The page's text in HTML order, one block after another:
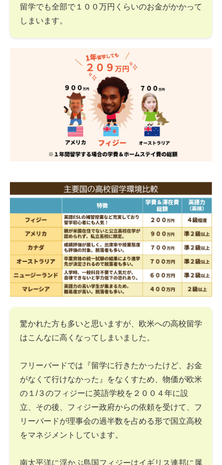
留学でも全部で１００万円くらいのお金がかかって
しまいます。
驚かれた方も多いと思いますが、欧米への高校留学
はこんなに高くなってしまいました。
フリーバードでは『留学に行きたかったけど、お金
がなくて行けなかった』をなくすため、物価が欧米
の１/３のフィジーに英語学校を２００４年に設
立、その後、フィジー政府からの依頼を受けて、フ
リーバードが理事会の過半数を占める形で国立高校
をマネジメントしています。
南太平洋に浮かぶ島国フィジーはイギリス連邦に属